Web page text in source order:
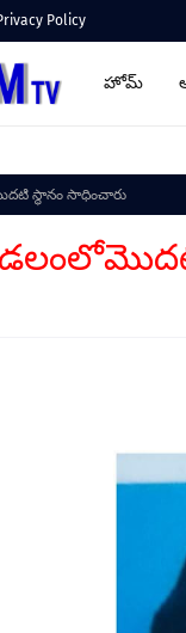
Policy
హోమ్
స్థానం సాధించారు